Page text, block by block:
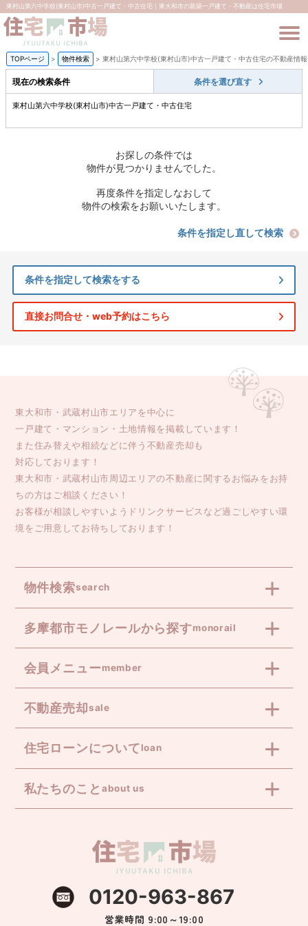
東村山第六中学校(東村山市)中古一戸建て・中古住宅｜東大和市の新築一戸建て・不動産は住宅市場
TOPページ > 物件検索 > 東村山第六中学校(東村山市)中古一戸建て・中古住宅の不動産情
現在の検索条件 条件を選び直す
東村山第六中学校(東村山市)中古一戸建て・中古住宅
お探しの条件では
物件が見つかりませんでした。
再度条件を指定しなおして
物件の検索をお願いいたします。
条件を指定し直して検索
条件を指定して検索をする
直接お問合せ・web予約はこちら
東大和市・武蔵村山市エリアを中心に
一戸建て・マンション・土地情報を掲載しています！
また住み替えや相続などに伴う不動産売却も
対応しております！
東大和市・武蔵村山市周辺エリアの不動産に関するお悩みをお持
ちの方はご相談ください！
お客様が相談しやすいようドリンクサービスなど過ごしやすい環
境をご用意してお待ちしております！
物件検索search
多摩都市モノレールから探すmonorail
会員メニューmember
不動産売却sale
住宅ローンについてloan
私たちのこと about us
0120-963-867
営業時間 9:00～19:00